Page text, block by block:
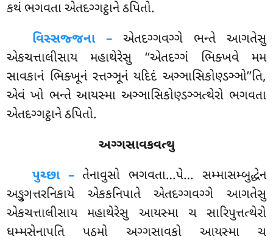
કથં ભગવતા એતદગ્ગટ્ઠાને ઠપિતો.
વિસ્સજ્જના –એતદગ્ગવગ્ગે ભન્તે આગતેસુ
એકચત્તાલીસાય મહાથેરેસુ ‘‘એતદગ્ગં ભિક્ખવે મમ
સાવકાનં ભિક્ખૂનં રત્તઞ્ઞૂનં યદિદં અઞ્ઞાસિકોણ્ડઞ્ઞો’’તિ,
એવં ખો ભન્તે આયસ્મા અઞ્ઞાસિકોણ્ડઞ્ઞત્થેરો ભગવતા
એતદગ્ગટ્ઠાને ઠપિતો.
અગ્ગસાવકવત્થુ
પુચ્છા –તેનાવુસો ભગવતા…પે… સમ્માસમ્બુદ્ધેન
અઙ્ગુત્તરનિકાયે એકકનિપાતે એતદગ્ગવગ્ગે આગતેસુ
એકચત્તાલીસાય મહાથેરેસુ આયસ્મા ચ સારિપુત્તત્થેરો
ધમ્મસેનાપતિ પઠમો અગ્ગસાવકો આયસ્મા ચ